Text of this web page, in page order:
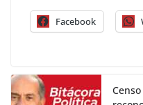
Facebook